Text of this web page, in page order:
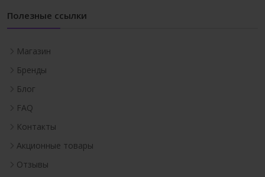
Полезные ссылки
Магазин
Бренды
Блог
FAQ
Контакты
Акционные товары
Отзывы